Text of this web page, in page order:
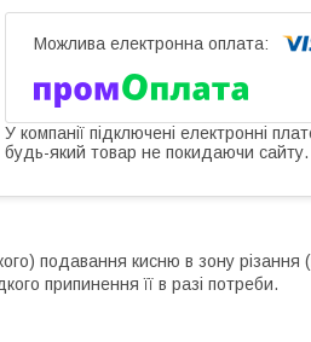
У компанії підключені електронні
будь-який товар не покидаючи сайту.
подавання кисню в зону різання
припинення її в разі потреби.